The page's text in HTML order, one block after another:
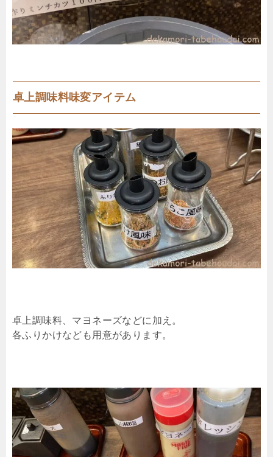
卓上調味料味変アイテム
卓上調味料、マヨネーズなどに加え。
各ふりかけなども用意があります。